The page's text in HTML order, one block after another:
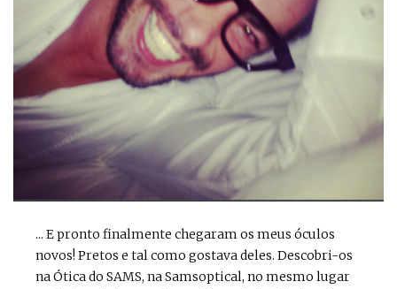
... E pronto finalmente chegaram os meus óculos
novos! Pretos e tal como gostava deles. Descobri-os
na Ótica do SAMS, na Samsoptical, no mesmo lugar